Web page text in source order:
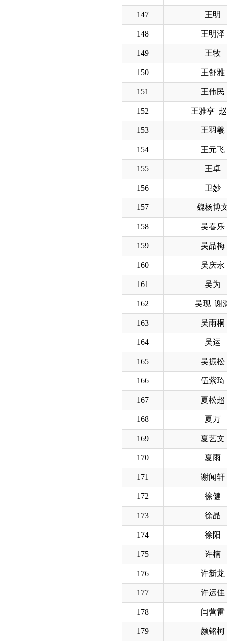
147 王明
148 王明泽
149 王牧
150 王舒雅
151 王伟民
152 王雅亨
153 王羽羲
154 王元飞
155 王卓
156 卫妙
157 魏杨博
158 吴春乐
159 吴品梅
160 吴庆永
161 吴为
162 吴现 谢
163 吴雨桐
164 吴运
165 吴振松
166 伍紫琦
167 夏松超
168 夏万
169 夏艺文
170 夏雨
171 谢闻轩
172 徐健
173 徐晶
174 徐阳
175 许楠
176 许新龙
177 许运佳
178 闫营雷
179 颜铭柯